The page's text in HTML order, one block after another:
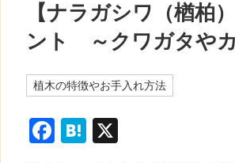
【ナラガシワ（楢柏
ント ～クワガタや
植木の特徴やお手入れ方法
F
H